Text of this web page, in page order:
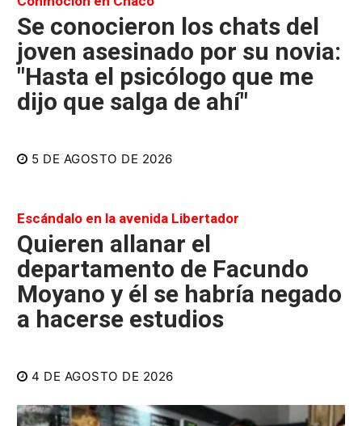
Se conocieron los chats del
joven asesinado por su novia:
"Hasta el psicólogo que me
dijo que salga de ahí"
5 DE AGOSTO DE 2026
Escándalo en la avenida Libertador
Quieren allanar el
departamento de Facundo
Moyano y él se habría negado
a hacerse estudios
4 DE AGOSTO DE 2026